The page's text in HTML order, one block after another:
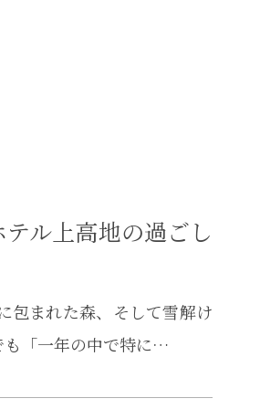
ル上高地の過ごし
包まれた森、そして雪解け
も「一年の中で特に…